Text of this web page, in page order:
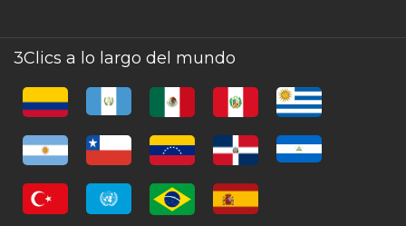
3Clics a lo largo del mundo